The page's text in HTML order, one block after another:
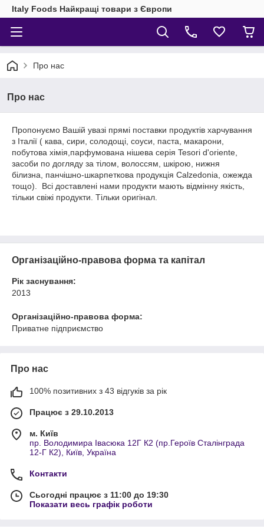
Italy Foods Найкращі товари з Європи
Про нас
Про нас
Пропонуємо Вашій увазі прямі поставки продуктів харчування
з Італії ( кава, сири, солодощі, соуси, паста, макарони,
побутова хімія,парфумована нішева серія Tesori d'oriente,
засоби по догляду за тілом, волоссям, шкірою, нижня
білизна, панчішно-шкарпеткова продукція Calzedonia, ожежда
тощо). Всі доставлені нами продукти мають відмінну якість,
тільки свіжі продукти. Тільки оригінал.
Організаційно-правова форма та капітал
Рік заснування:
2013
Організаційно-правова форма:
Приватне підприємство
Про нас
100% позитивних з 43 відгуків за рік
Працює з 29.10.2013
м. Київ
пр. Володимира Івасюка 12Г К2 (пр.Героїв Сталінграда
12-Г К2), Київ, Україна
Контакти
Сьогодні працює з 11:00 до 19:30
Показати весь графік роботи